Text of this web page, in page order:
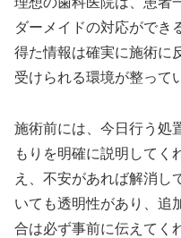
ダーメイドの対応ができ
得た情報は確実に施術に
受けられる環境が整って
施術前には、今日行う処
もりを明確に説明してく
え、不安があれば解消し
いても透明性があり、追
合は必ず事前に伝えてく